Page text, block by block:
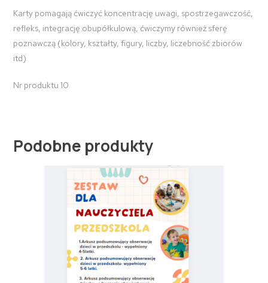
Karty pomagają ćwiczyć koncentrację uwagi, spostrzegawczość,
refleks, integrację obupółkulową, ćwiczymy również sferę
poznawczą (kolory, kształty, figury, liczby, liczebność zbiorów
itd)
Nr produktu 10
Podobne produkty